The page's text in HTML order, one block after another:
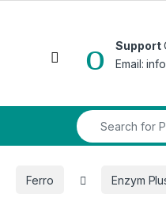
Open
Support
Email:
Search for:
Ferro Enzym